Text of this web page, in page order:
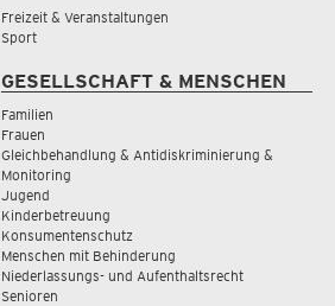
Freizeit & Veranstaltungen
Sport
GESELLSCHAFT & MENSCHEN
Familien
Frauen
Gleichbehandlung & Antidiskriminierung &
Monitoring
Jugend
Kinderbetreuung
Konsumentenschutz
Menschen mit Behinderung
Niederlassungs- und Aufenthaltsrecht
Senioren